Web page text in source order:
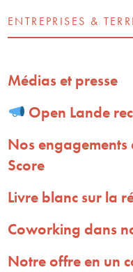
ENTREPRISES &
Médias et presse
Open Lande
Nos engagements
Score
Livre blanc sur la
Coworking dans
Notre offre en un